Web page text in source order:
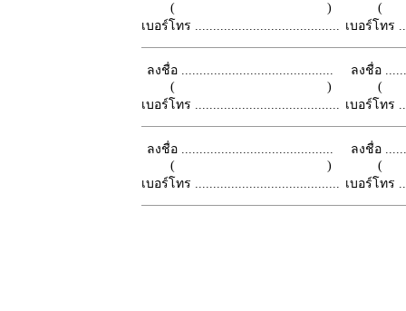
( )
เบอร์โทร ........................................ เบอร์โทร
ลงชื่อ ..........................................
( )
เบอร์โทร ........................................
ลงชื่อ
เบอร์โทร
ลงชื่อ ..........................................
( )
เบอร์โทร ........................................
ลงชื่อ
เบอร์โทร